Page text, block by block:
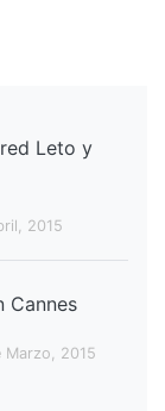
Leto y
2015
Cannes
Marzo, 2015